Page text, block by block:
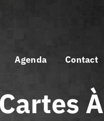
Agenda Contact